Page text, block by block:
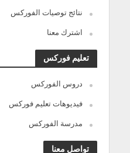
نتائج توصيات الفوركس
اشترك معنا
تعليم فوركس
دروس الفوركس
فيديوهات تعليم فوركس
مدرسة الفوركس
تواصل معنا